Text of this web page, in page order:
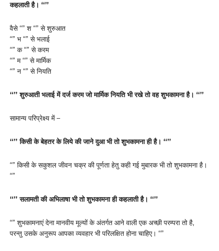
कहलाती है। “”
वैसे “” श “” से शुरुआत
“” भ “” से भलाई
“” क “” से करम
“” म “” से मार्मिक
“” न “” से नियति
“” शुरुआती भलाई में दर्ज करम जो मार्मिक नियति भी रखे तो वह शुभकामना है। “”
सामान्य परिप्रेक्ष्य में –
“” किसी के बेहतर के लिये की जाने दुआ भी तो शुभकामना ही है। “”
“” किसी के सकुशल जीवन चक्र की पूर्णता हेतु कही गई मुबारक भी तो शुभकामना है।
“”
“” सलामती की अभिलाषा भी तो शुभकामना ही कहलाती है। “”
“” शुभकामनाएं देना मानवीय मूल्यों के अंतर्गत आने वाली एक अच्छी परम्परा तो है,
परन्तु उसके अनुरूप आपका व्यवहार भी परिलक्षित होना चाहिए। “”